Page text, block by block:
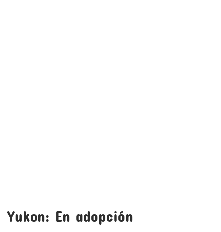
Yukon: En adopción